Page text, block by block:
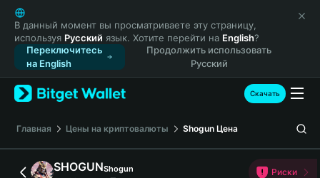
English
日本語
Tiếng Việt
Русский
Español (Latinoamérica)
Türkçe
Français
Deutsch
简体中文
В данный момент вы просматриваете эту страницу,
используя Русский язык. Хотите перейти на English?
Переключитесь
на English
Продолжить использовать
Русский
Скачать
Главная Цены на криптовалюты Shogun Цена
SHOGUNShogun
Риски